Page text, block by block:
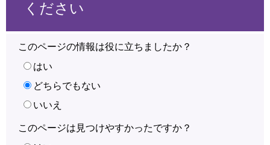
ください
このページの情報は役に立ちましたか？
はい
どちらでもない
いいえ
このページは見つけやすかったですか？